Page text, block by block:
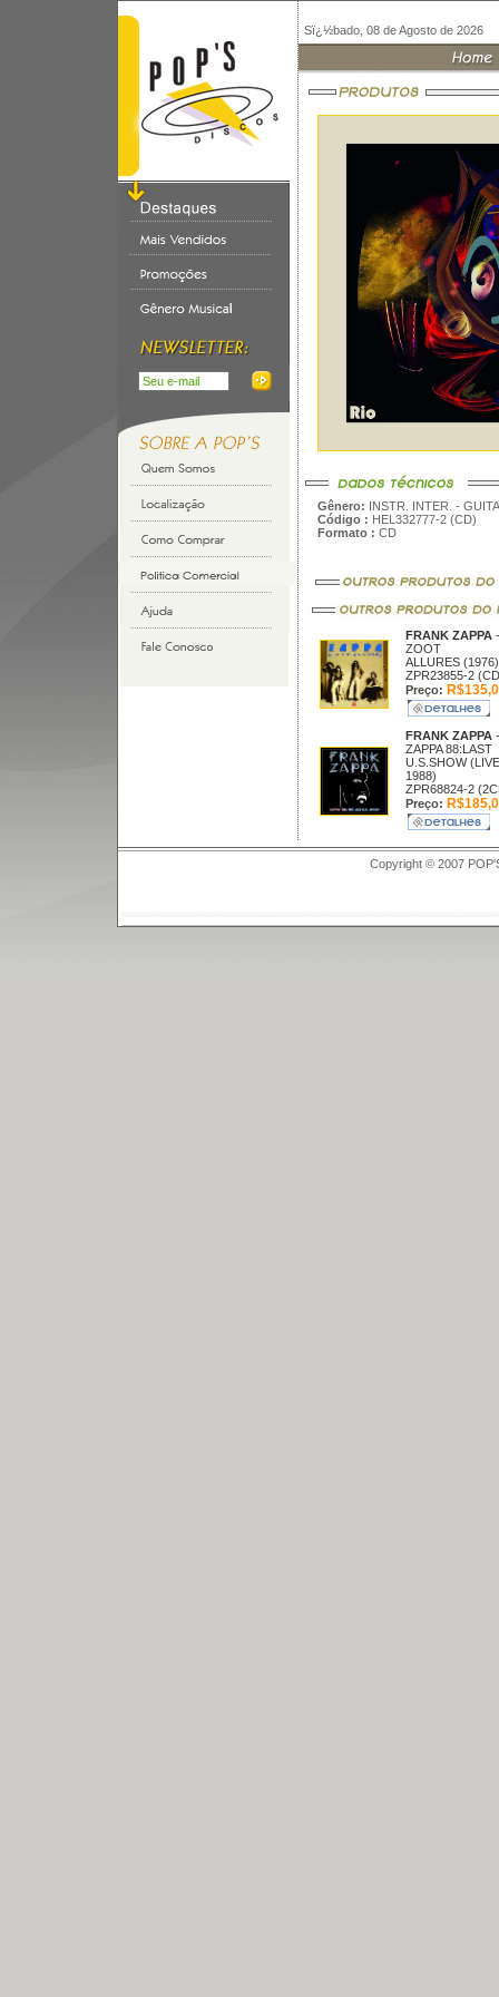
Sï¿½bado, 08 de Agosto de 2026
Gênero: INSTR. INTER. -
Código : HEL332777-2 (CD)
Formato : CD
FRANK ZAPPA -
ZOOT
ALLURES (1976)
ZPR23855-2
Preço:
FRANK ZAPPA -
ZAPPA 88:LAST
U.S.SHOW (LIVE
1988)
ZPR68824-2
Preço:
Copyright © 2007